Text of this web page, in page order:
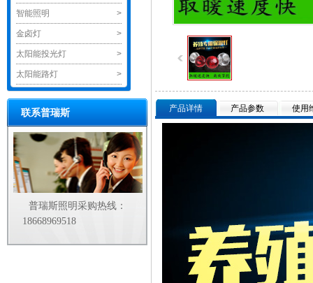
>
智能照明
>
金卤灯
>
太阳能投光灯
>
太阳能路灯
联系普瑞斯
普瑞斯照明采购热线：
18668969518
产品详情 产品参数 使用